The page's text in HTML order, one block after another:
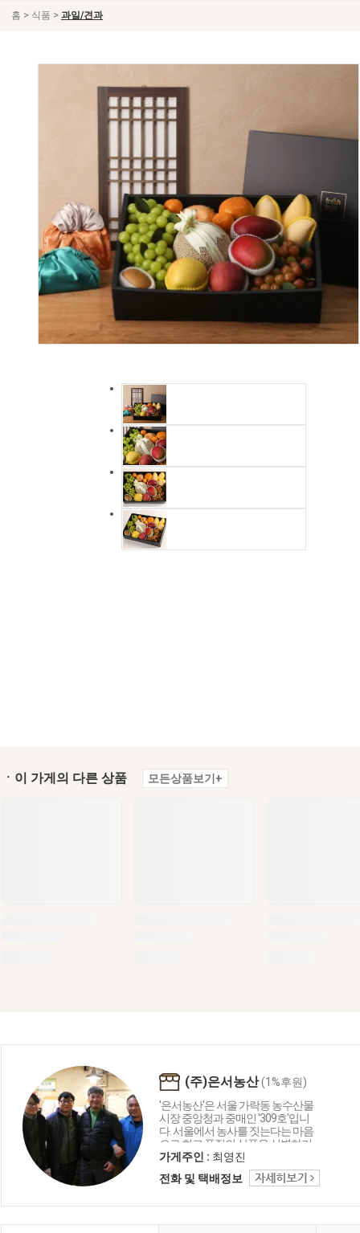
홈 > 식품 > 과일/견과
ㆍ이 가게의 다른 상품 모든상품보기+
(주)은서농산(1%후원)
'은서농산'은 서울 가락동 농수산물
시장 중앙청과 중매인 '309호'입니
다. 서울에서 농사를 짓는다는 마음
으로 최고 품질의 상품을 선별하기
위해 힘쓰며 좋은 품질의 맛, 좋은 품
질의 향을 가정에서 안전하게 즐기
도록 양질의 먹거리로 선보이도록
알맞은 것을 선별하기가 어렵지만
가게주인 : 최영진
전화 및 택배정보